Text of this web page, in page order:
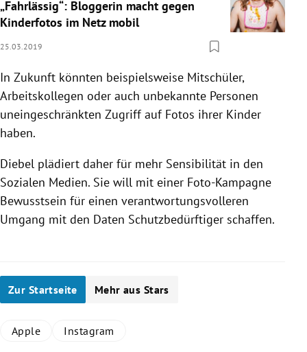
„Fahrlässig“: Bloggerin macht gegen
Kinderfotos im Netz mobil
25.03.2019
In Zukunft könnten beispielsweise Mitschüler,
Arbeitskollegen oder auch unbekannte Personen
uneingeschränkten Zugriff auf Fotos ihrer Kinder
haben.
Diebel plädiert daher für mehr Sensibilität in den
Sozialen Medien. Sie will mit einer Foto-Kampagne
Bewusstsein für einen verantwortungsvolleren
Umgang mit den Daten Schutzbedürftiger schaffen.
Zur Startseite Mehr aus Stars
Apple Instagram